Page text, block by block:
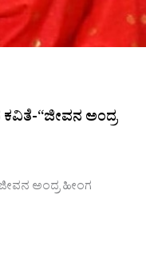
“ಜೀವನ ಅಂದ್ರ
ಅಂದ್ರ ಹೀಂಗ